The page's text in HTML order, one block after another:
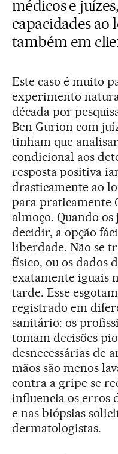
médicos e
capacidades ao
também em
Este caso é muito
experimento
década por
Ben Gurion com
tinham que
condicional aos
resposta positiva
drasticamente ao
para praticamente
almoço. Quando os
decidir, a opção
liberdade. Não se
físico, ou os dados
exatamente iguais
tarde. Esse
registrado em
sanitário: os
tomam decisões
desnecessárias de
mãos são menos
contra a gripe se
influencia os erros
e nas biópsias
dermatologistas.